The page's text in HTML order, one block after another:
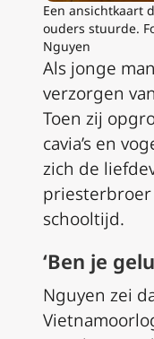
Een ansichtkaart
ouders stuurde.
Nguyen
Als jonge
verzorgen
Toen zij
cavia’s en
zich de
schooltijd.
‘Ben je
Nguyen zei